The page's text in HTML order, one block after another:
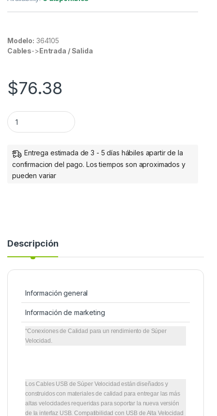
Modelo: 364105
Cables->Entrada / Salida
$76.38
CABLE USB V3.0 A - MICROB MACHO 0.6 MTS BROBOTIX
Entrega estimada de 3 - 5 días hábiles apartir de la
confirmacion del pago. Los tiempos son aproximados y
pueden variar
Descripción
Información general
Información de marketing
“Conexiones de Calidad para un rendimiento de Súper
Velocidad.
Los Cables USB de Súper Velocidad están diseñados y
construidos con materiales de calidad para entregar las más
altas velocidades requeridas para soportar la nueva versión
de la interfaz USB. Compatibilidad con USB de Alta Velocidad